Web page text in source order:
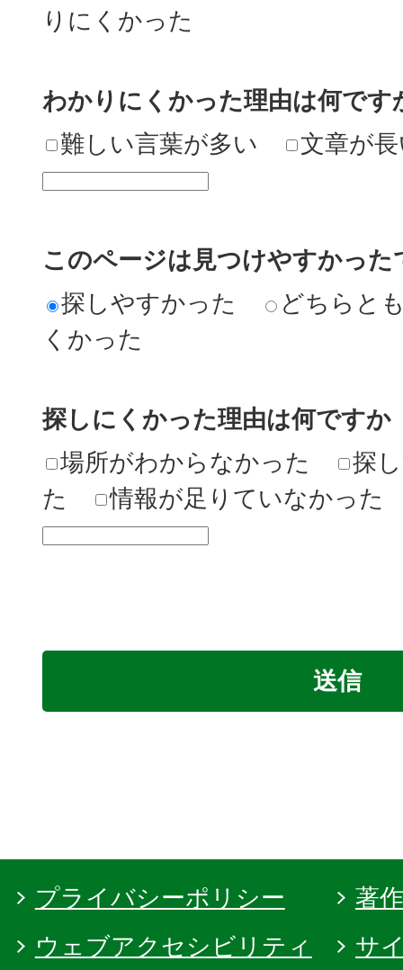
りにくかった
わかりにくかった理由は何です
難しい言葉が多い
文章が
このページは見つけやすかった
探しやすかった
どちらと
くかった
探しにくかった理由は何ですか
場所がわからなかった
探
た
情報が足りていなかった
プライバシーポリシー
著
ウェブアクセシビリティ
サ